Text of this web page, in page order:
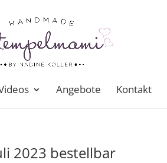
Angebote Kontakt
2023 bestellbar